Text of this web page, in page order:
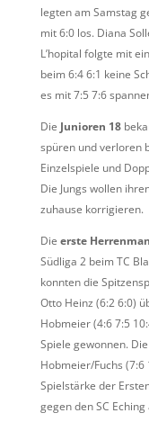
legten am Samstag
mit 6:0 los. Diana
L’hopital folgte mit
beim 6:4 6:1 keine
es mit 7:5 7:6
Die Junioren 18
spüren und verloren
Einzelspiele und
Die Jungs wollen
zuhause korrigieren.
Die erste
Südliga 2 beim TC
konnten die
Otto Heinz (6:2 6:0)
Hobmeier (4:6 7:5
Spiele gewonnen.
Hobmeier/Fuchs
Spielstärke der
gegen den SC